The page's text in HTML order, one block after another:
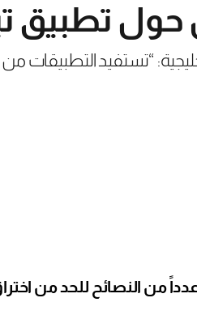
تطبيق
“تستفيد التطبيقات
من النصائح للحد من